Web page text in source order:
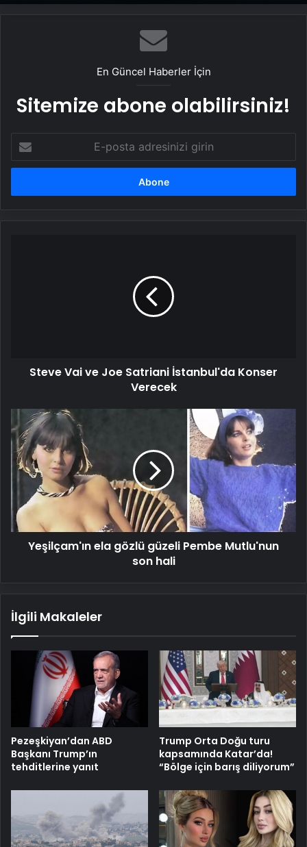
En Güncel Haberler İçin
Sitemize abone olabilirsiniz!
posta
adresinizi
Steve Vai ve Joe Satriani İstanbul'da Konser
Verecek
Yeşilçam'ın
ela
gözlü
güzeli
Pembe
Mutlu'nun
son
hali
Yeşilçam'ın ela gözlü güzeli Pembe Mutlu'nun
son hali
İlgili Makaleler
Pezeşkiyan’dan ABD
Başkanı Trump’ın
tehditlerine yanıt
Trump Orta Doğu turu
kapsamında Katar’da!
“Bölge için barış diliyorum”